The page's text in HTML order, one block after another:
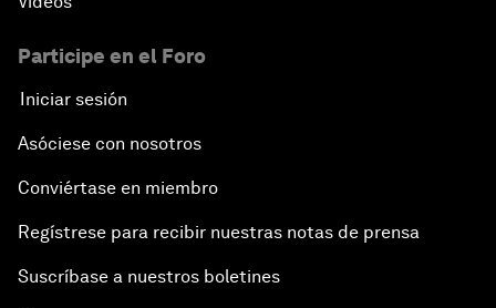
Participe en el Foro
Iniciar sesión
Asóciese con nosotros
Conviértase en miembro
Regístrese para recibir nuestras notas de prensa
Suscríbase a nuestros boletines